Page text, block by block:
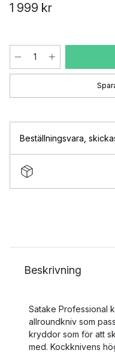
1 999 kr
Beställningsvara
Beskrivning
Satake Professional
allroundkniv som
kryddor som för att
med. Kockknivens